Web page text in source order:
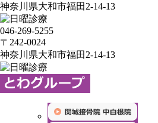
神奈川県大和市福田2-14-13
046-269-5255
〒242-0024
神奈川県大和市福田2-14-13